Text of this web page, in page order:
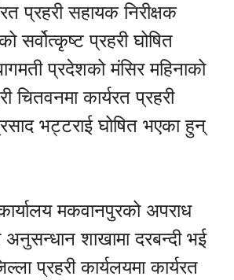
प्रहरी सहायक निरीक्षक
सर्वोत्कृष्ट प्रहरी घोषित
प्रदेशको मंसिर महिनाको
चितवनमा कार्यरत प्रहरी
भट्टराई घोषित भएका हुन्
मकवानपुरको अपराध
शाखामा दरबन्दी भई
प्रहरी कार्यलयमा कार्यरत